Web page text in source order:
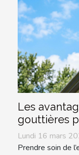
Les
gouttières
Lundi 16 mars
Prendre soin de